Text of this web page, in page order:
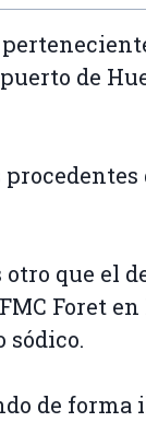
de
otro que el
Foret
de